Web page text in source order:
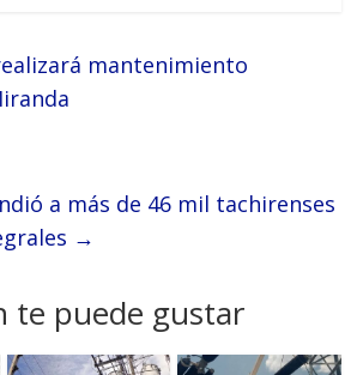
realizará mantenimiento
a más de 46 mil tachirenses
→
te puede gustar